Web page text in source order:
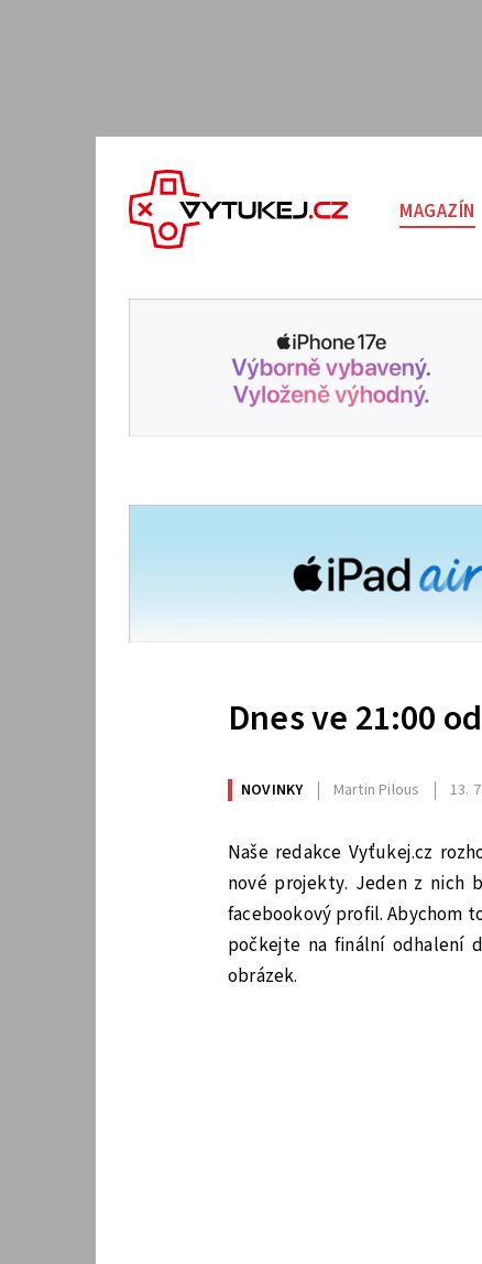
MAGAZÍN
Dnes ve 21:00
NOVINKY Martin Pilous 13.
Naše redakce Vyťukej.cz
nové projekty. Jeden z nich
facebookový profil. Abychom
počkejte na finální odhalení
obrázek.